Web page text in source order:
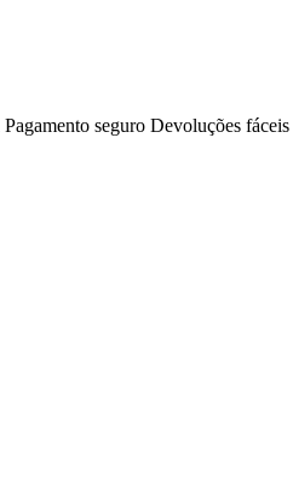
Pagamento seguro Devoluções fáceis